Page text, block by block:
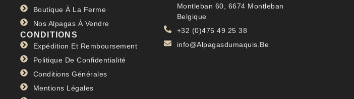
Boutique À La Ferme
Nos Alpagas À Vendre
CONDITIONS
Expédition Et Remboursement
Politique De Confidentialité
Conditions Générales
Mentions Légales
Montleban 60, 6674 Montleban
Belgique
+32 (0)475 49 25 38
info@Alpagasdumaquis.Be